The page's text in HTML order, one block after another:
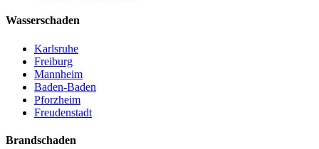
Wasserschaden
Karlsruhe
Freiburg
Mannheim
Baden-Baden
Pforzheim
Freudenstadt
Brandschaden